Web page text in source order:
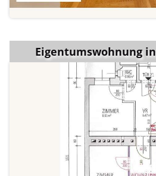
Eigentumswohnung